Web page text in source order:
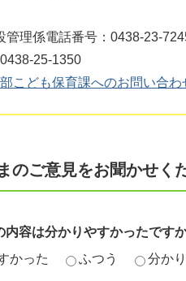
管理係電話番号：0438-23-
25-1350
こども保育課へのお問い合
のご意見をお聞かせく
内容は分かりやすかったです
かった
ふつう 分か